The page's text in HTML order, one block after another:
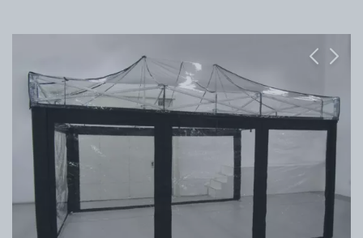
Previous
Next